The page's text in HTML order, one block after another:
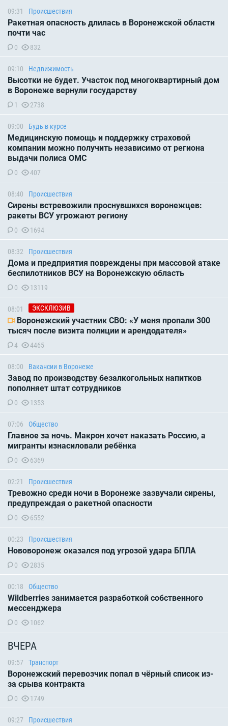
09:31 Происшествия
Ракетная опасность длилась в Воронежской области
почти час
0 832
09:10 Недвижимость
Высотки не будет. Участок под многоквартирный дом
в Воронеже вернули государству
1 2738
09:00 Будь в курсе
Медицинскую помощь и поддержку страховой
компании можно получить независимо от региона
выдачи полиса ОМС
0 407
08:40 Происшествия
Сирены встревожили проснувшихся воронежцев:
ракеты ВСУ угрожают региону
0 1694
08:32 Происшествия
Дома и предприятия повреждены при массовой атаке
беспилотников ВСУ на Воронежскую область
0 13119
08:01 ЭКСКЛЮЗИВ
Воронежский участник СВО: «У меня пропали 300
тысяч после визита полиции и арендодателя»
4 4465
08:00 Вакансии в Воронеже
Завод по производству безалкогольных напитков
пополняет штат сотрудников
0 1353
07:06 Общество
Главное за ночь. Макрон хочет наказать Россию, а
мигранты изнасиловали ребёнка
0 6369
02:21 Происшествия
Тревожно среди ночи в Воронеже зазвучали сирены,
предупреждая о ракетной опасности
0 6552
00:23 Происшествия
Нововоронеж оказался под угрозой удара БПЛА
0 2835
00:18 Общество
Wildberries занимается разработкой собственного
мессенджера
0 1062
ВЧЕРА
09:57 Транспорт
Воронежский перевозчик попал в чёрный список из-
за срыва контракта
0 1749
09:27 Происшествия